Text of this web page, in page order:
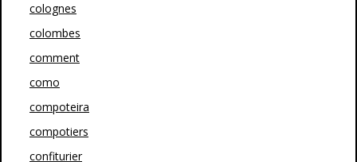
colognes
colombes
comment
como
compoteira
compotiers
confiturier